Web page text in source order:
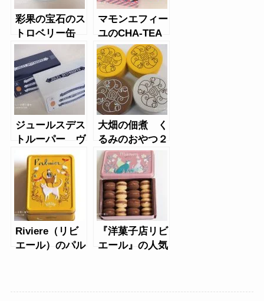
彩果の宝石のス
トロベリー缶
マモンエフィー
ユのCHA-TEA
chocola
ジュールスデス
トルーパー ヴ
ィンテージ缶
大畑の佃煮 く
るみのおやつ２
Riviere（リビ
エール）のパル
『洋菓子店リビ
エール』の人気